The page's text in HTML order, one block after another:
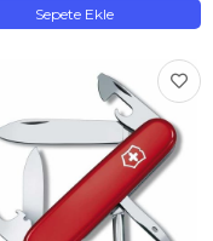
Sepete Ekle